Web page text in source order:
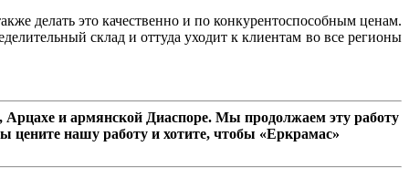
делать это качественно и по конкурентоспособным ценам.
склад и оттуда уходит к клиентам во все регионы
и армянской Диаспоре. Мы продолжаем эту работу
цените нашу работу и хотите, чтобы «Еркрамас»